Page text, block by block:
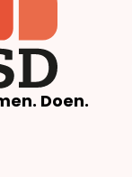
Doen.